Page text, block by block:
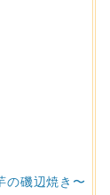
の磯辺焼き〜